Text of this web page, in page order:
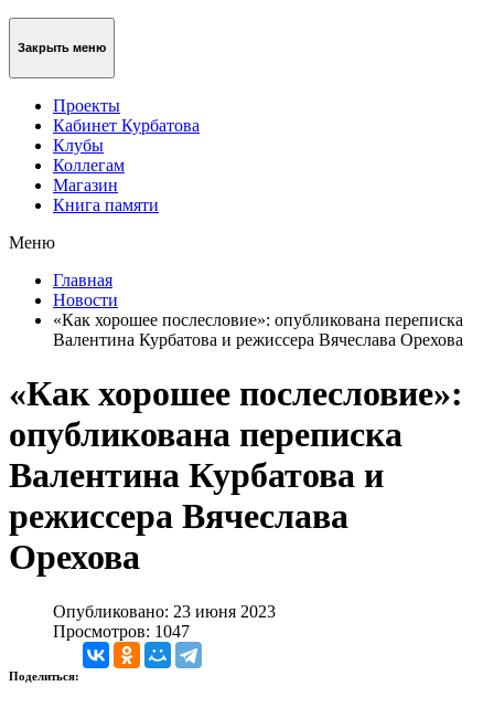
Закрыть меню
Проекты
Кабинет Курбатова
Клубы
Коллегам
Магазин
Книга памяти
Меню
Главная
Новости
«Как хорошее послесловие»: опубликована переписка
Валентина Курбатова и режиссера Вячеслава Орехова
«Как хорошее послесловие»:
опубликована переписка
Валентина Курбатова и
режиссера Вячеслава
Орехова
Опубликовано: 23 июня 2023
Просмотров: 1047
Поделиться: